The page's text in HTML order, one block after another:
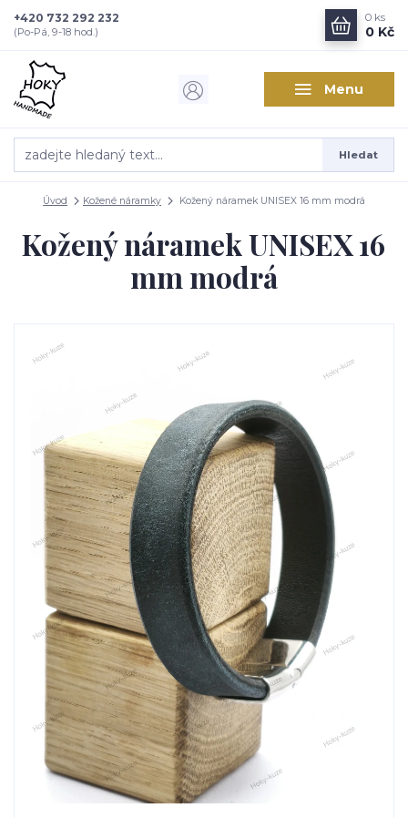
Menu
Hledat
+420 732 292 232
(Po-Pá, 9-18 hod.)
0 ks
0 Kč
Úvod Kožené náramky Kožený náramek UNISEX 16 mm modrá
Kožený náramek UNISEX 16
mm modrá